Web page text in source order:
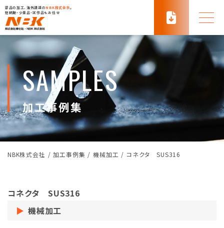
部品の加工、海外調達のNBK株式会社。
短納期・少量品・試作品もお任せ
SAMPLES
加工事例集
NBK株式会社 / 加工事例集 / 機械加工 / コネクタ SUS316
コネクタ SUS316
機械加工